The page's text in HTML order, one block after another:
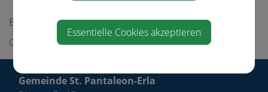
Bürgerservice
Gemeindeeinrichtungen
Gemeinde St. Pantaleon-Erla
Essentielle Cookies akzeptieren